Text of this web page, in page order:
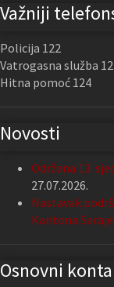
Važniji
Policija 122
Vatrogasna služba
Hitna pomoć 124
Novosti
Održana 13.
27.07.2026.
Nastavak
Kantona
Osnovni